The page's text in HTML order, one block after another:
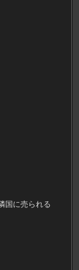
国に売られる